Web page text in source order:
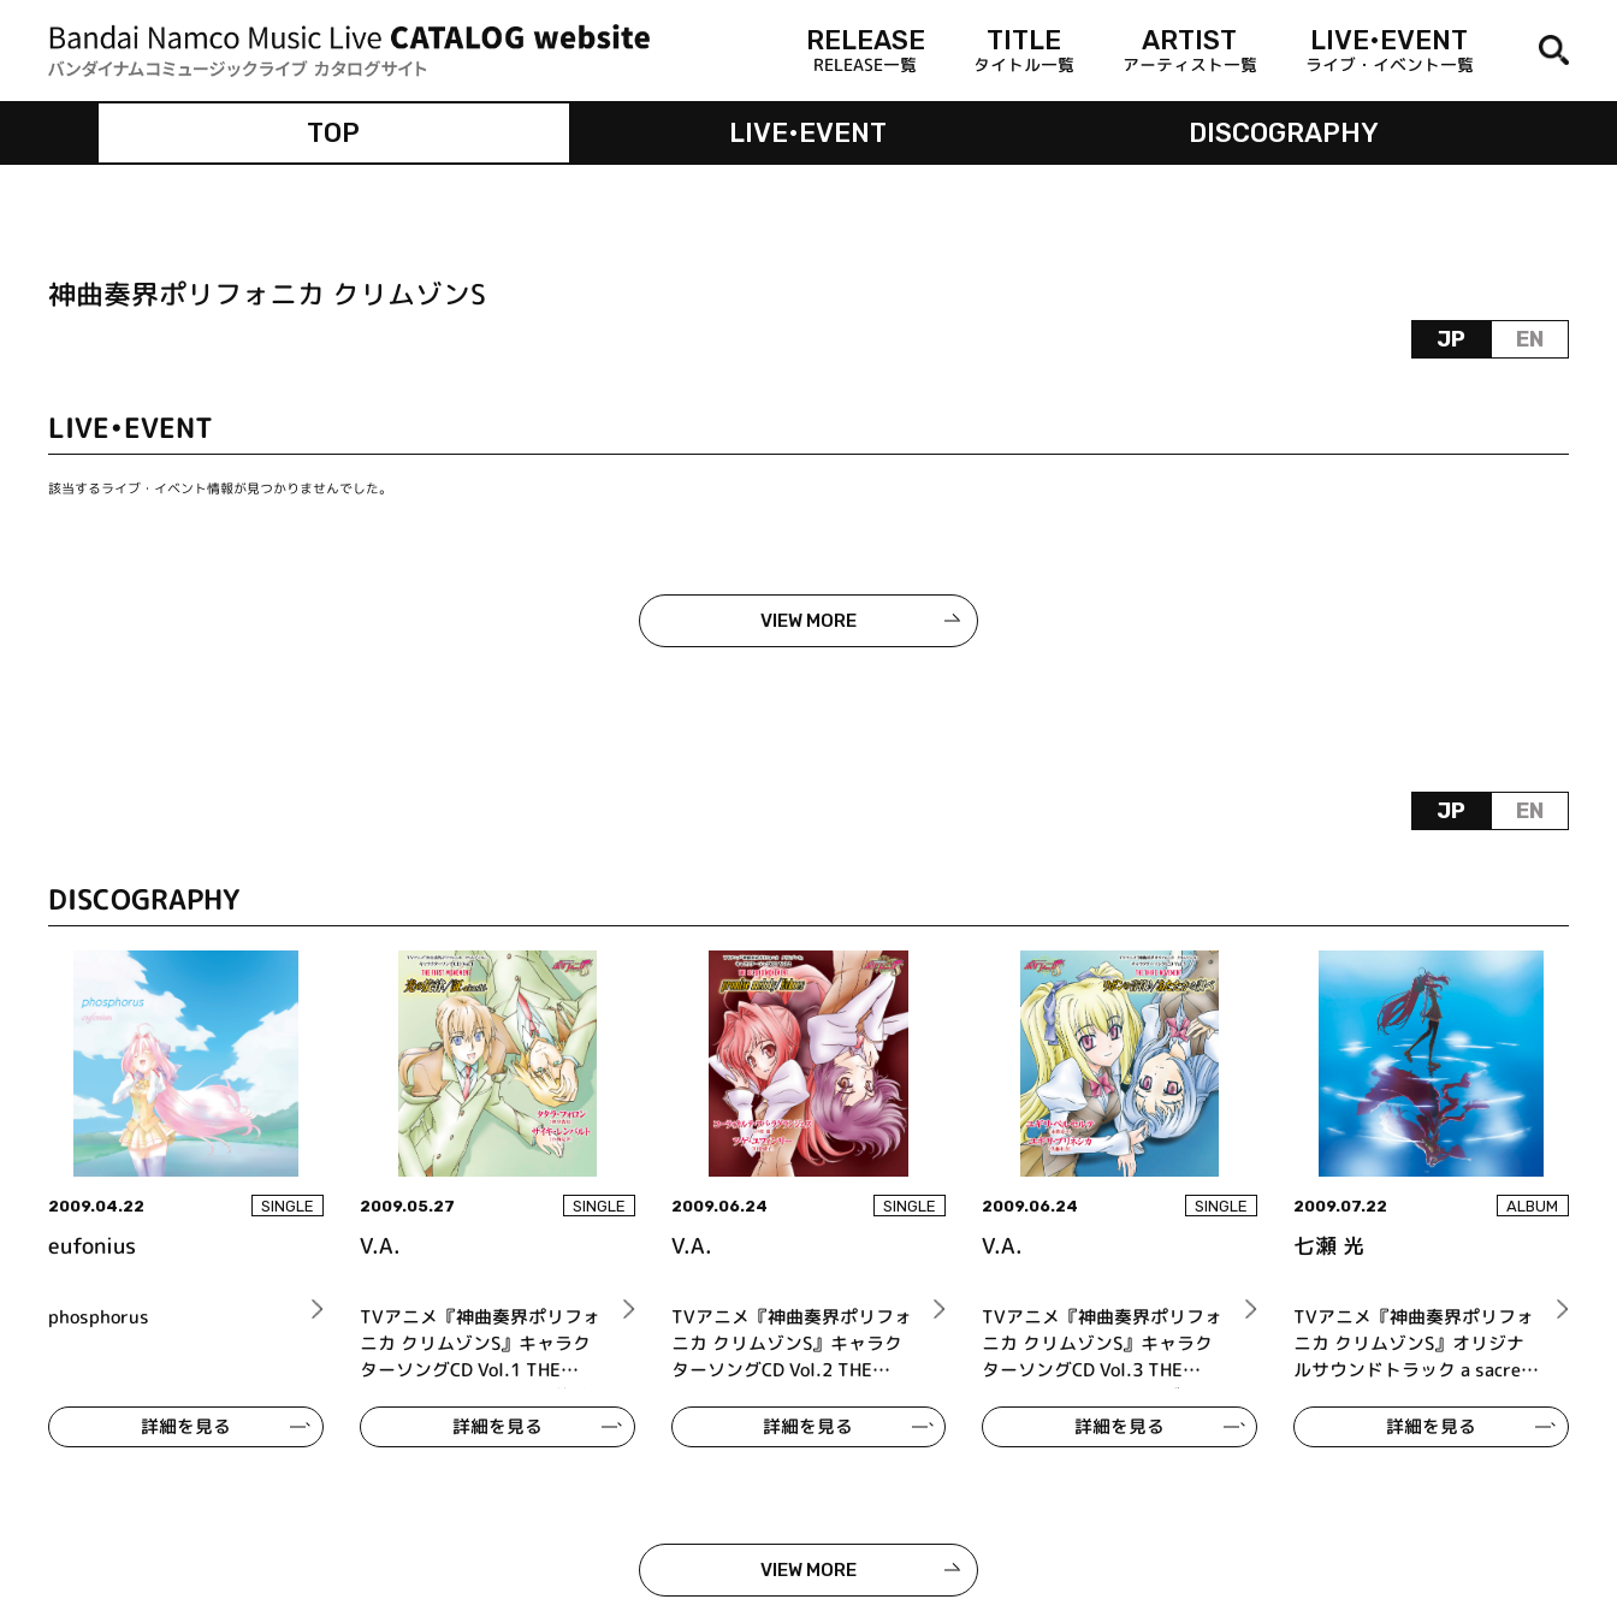
RELEASE
RELEASE一覧
TITLE
タイトル一覧
ARTIST
アーティスト一覧
LIVE•EVENT
ライブ・イベント一覧
TOP LIVE•EVENT DISCOGRAPHY
神曲奏界ポリフォニカ クリムゾンS
JP EN
LIVE•EVENT
該当するライブ・イベント情報が見つかりませんでした。
VIEW MORE
JP EN
DISCOGRAPHY
2009.04.22 SINGLE
eufonius
phosphorus
詳細を見る
2009.05.27 SINGLE
V.A.
TVアニメ『神曲奏界ポリフォ
ニカ クリムゾンS』キャラク
ターソングCD Vol.1 THE
FIRST MOVEMENT 光の旋律/
証 -akashi-詳細を見る
2009.06.24 SINGLE
V.A.
TVアニメ『神曲奏界ポリフォ
ニカ クリムゾンS』キャラク
ターソングCD Vol.2 THE
melody/Echoes詳細を見る
2009.06.24 SINGLE
V.A.
TVアニメ『神曲奏界ポリフォ
ニカ クリムゾンS』キャラク
ターソングCD Vol.3 THE
THIRD MOVEMENT リボンの
音符♪/あたたかな調べ
詳細を見る
2009.07.22 ALBUM
七瀬 光
TVアニメ『神曲奏界ポリフォ
ニカ クリムゾンS』オリジナ
ルサウンドトラック a sacred
詳細を見る
VIEW MORE